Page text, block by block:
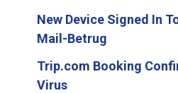
New Device Signed In
Mail-Betrug
Trip.com Booking
Virus